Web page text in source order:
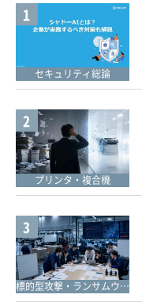
1
セキュリティ総論
2
プリンタ・複合機
3
標的型攻撃・ランサムウェア対策